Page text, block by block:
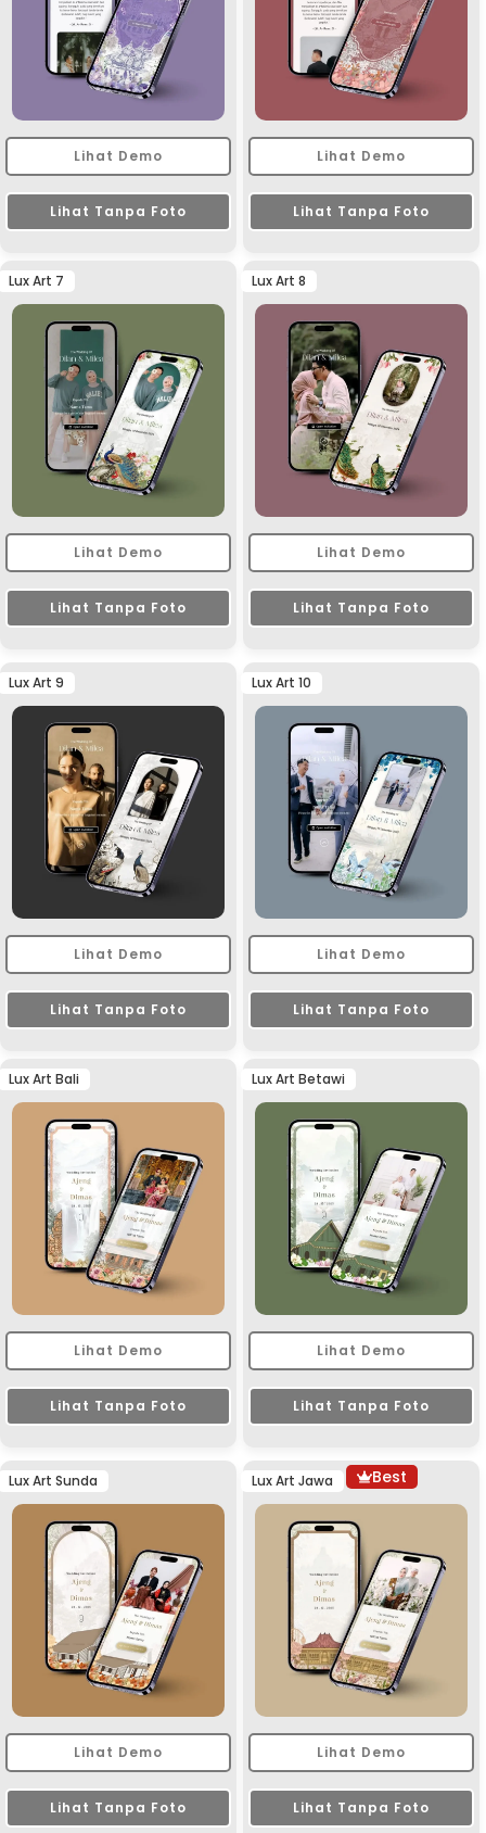
Lihat Demo
Lihat Tanpa Foto
Lihat Demo
Lihat Tanpa Foto
Lihat Demo
Lihat Tanpa Foto
Lux Art 7
Lihat Demo
Lihat Tanpa Foto
Lux Art 8
Lihat Demo
Lihat Tanpa Foto
Lux Art 9
Lihat Demo
Lihat Tanpa Foto
Lux Art 10
Lihat Demo
Lihat Tanpa Foto
Lux Art Bali
Lihat Demo
Lihat Tanpa Foto
Lux Art Betawi
Lihat Demo
Lihat Tanpa Foto
Lux Art Sunda
Lihat Demo
Lihat Tanpa Foto
Lux Art Jawa Best